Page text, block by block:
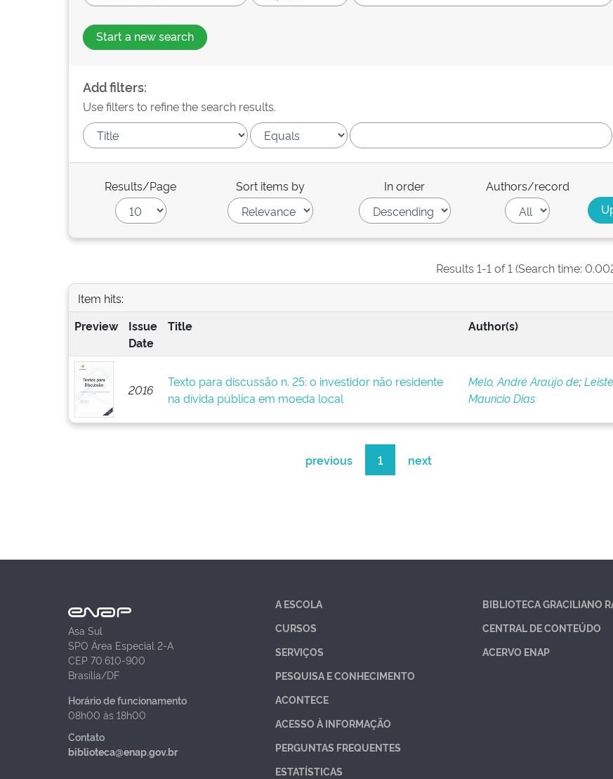
Start a new search
Add filters:
Use filters to refine the search results.
Results/Page Sort items by In order Authors/record
Results 1-1 of 1 (Search time:
Item hits:
Preview
Issue
Date
Title Author(s)
2016
Texto para discussão n. 25: o investidor não residente
na dívida pública em moeda local
Melo, André Araújo de;
Maurício Dias
previous 1 next
Asa Sul
SPO Área Especial 2-A
CEP 70.610-900
Brasília/DF
Horário de funcionamento
08h00 às 18h00
Contato
biblioteca@enap.gov.br
A ESCOLA
CURSOS
SERVIÇOS
PESQUISA E CONHECIMENTO
ACONTECE
ACESSO À INFORMAÇÃO
PERGUNTAS FREQUENTES
ESTATÍSTICAS
BIBLIOTECA GRACILIANO
CENTRAL DE CONTEÚDO
ACERVO ENAP